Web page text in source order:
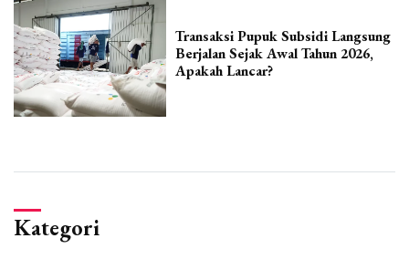
Transaksi Pupuk Subsidi Langsung
Berjalan Sejak Awal Tahun 2026,
Apakah Lancar?
Kategori